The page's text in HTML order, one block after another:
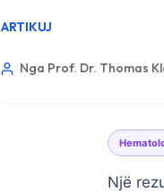
ARTIKUJ
Nga Prof. Dr. Thomas
Një